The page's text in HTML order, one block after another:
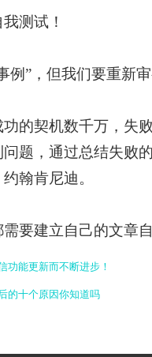
测试！
”，但我们要重新审
的契机数千万，失
题，通过总结失败
翰肯尼迪。
要建立自己的文章自
功能更新而不断进步！
的十个原因你知道吗